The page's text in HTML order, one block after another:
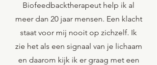
Biofeedbacktherapeut help ik al
meer dan 20 jaar mensen. Een klacht
staat voor mij nooit op zichzelf. Ik
zie het als een signaal van je lichaam
en daarom kijk ik er graag met een